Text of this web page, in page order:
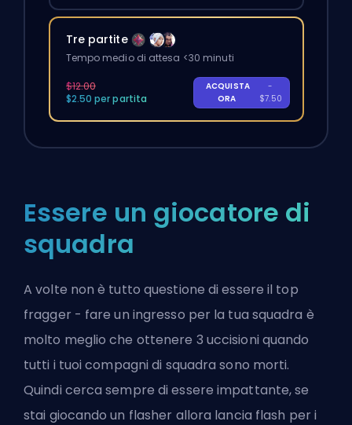
Tre partite
Tempo medio di attesa <30 minuti
$12.00
$2.50 per partita
ACQUISTA
ORA
-
$7.50
Essere un giocatore di
squadra
A volte non è tutto questione di essere il top
fragger - fare un ingresso per la tua squadra è
molto meglio che ottenere 3 uccisioni quando
tutti i tuoi compagni di squadra sono morti.
Quindi cerca sempre di essere impattante, se
stai giocando un flasher allora lancia flash per i